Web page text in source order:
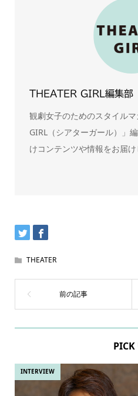
THEATER GIRL編集部
観劇女子のためのスタイルマ
GIRL（シアターガール）」
けコンテンツや情報をお届け
THEATER
PICK
INTERVIEW